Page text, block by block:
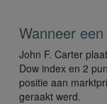
Wanneer
John F. Carter
Dow index en 2
positie aan
geraakt werd.